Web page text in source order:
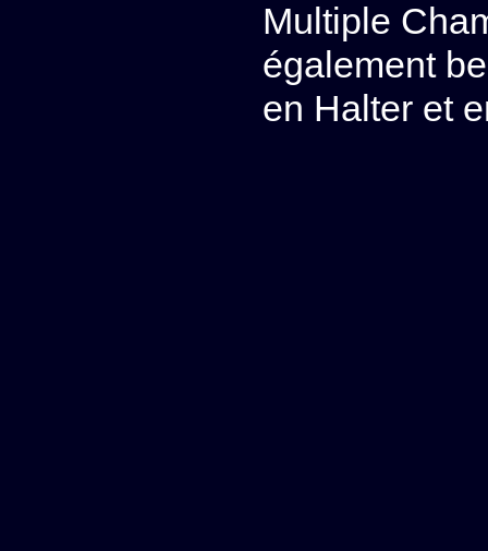
Multiple
également
en Halter et